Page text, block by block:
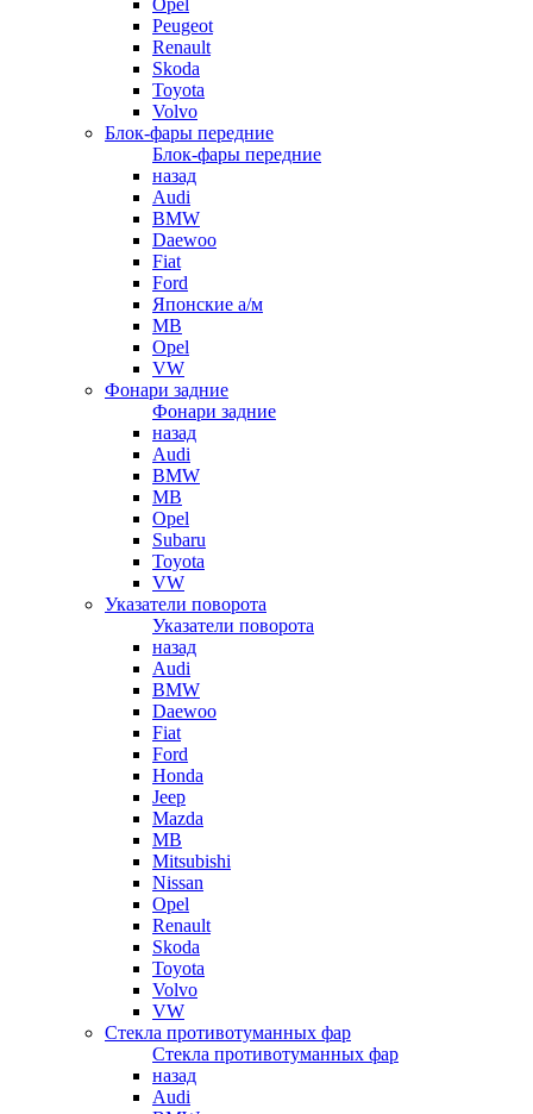
Opel
Peugeot
Renault
Skoda
Toyota
Volvo
Блок-фары передние
Блок-фары передние
назад
Audi
BMW
Daewoo
Fiat
Ford
Японские а/м
MB
Opel
VW
Фонари задние
Фонари задние
назад
Audi
BMW
MB
Opel
Subaru
Toyota
VW
Указатели поворота
Указатели поворота
назад
Audi
BMW
Daewoo
Fiat
Ford
Honda
Jeep
Mazda
MB
Mitsubishi
Nissan
Opel
Renault
Skoda
Toyota
Volvo
VW
Стекла противотуманных фар
Стекла противотуманных фар
назад
Audi